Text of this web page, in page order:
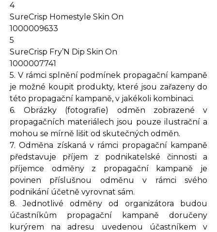
4
SureCrisp Homestyle Skin On
1000009633
5
SureCrisp Fry’N Dip Skin On
1000007741
5. V rámci splnění podmínek propagační kampaně
je možné koupit produkty, které jsou zařazeny do
této propagační kampaně, v jakékoli kombinaci.
6. Obrázky (fotografie) odměn zobrazené v
propagačních materiálech jsou pouze ilustrační a
mohou se mírně lišit od skutečných odměn.
7. Odměna získaná v rámci propagační kampaně
představuje příjem z podnikatelské činnosti a
příjemce odměny z propagační kampaně je
povinen příslušnou odměnu v rámci svého
podnikání účetně vyrovnat sám.
8. Jednotlivé odměny od organizátora budou
účastníkům propagační kampaně doručeny
kurýrem na adresu uvedenou účastníkem v